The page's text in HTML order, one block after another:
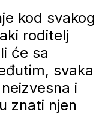
kod svakog
roditelj
će sa
svaka
i
znati njen